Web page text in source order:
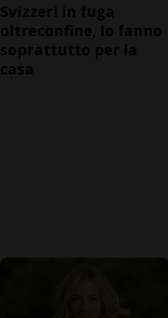
Svizzeri in fuga
oltreconfine, lo fanno
soprattutto per la
casa